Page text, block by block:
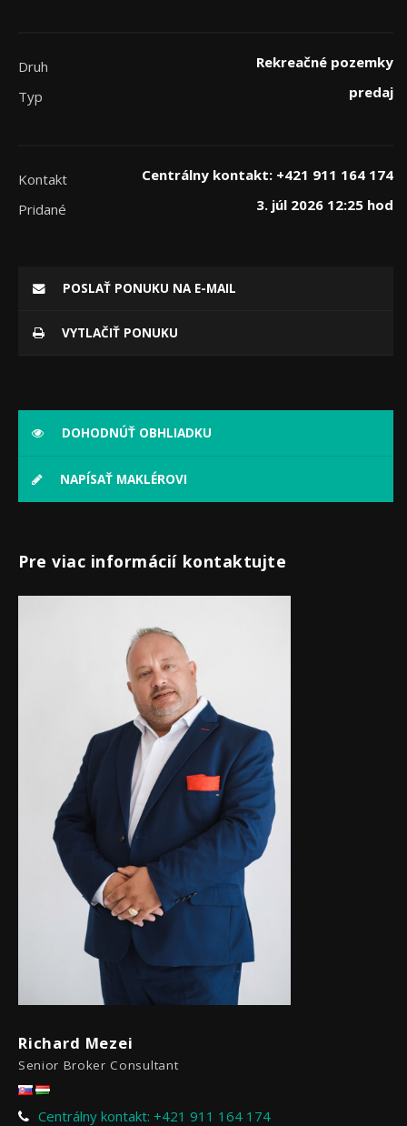
Druh
Rekreačné pozemky
Typ
predaj
Kontakt
Centrálny kontakt: +421 911 164 174
Pridané
3. júl 2026 12:25 hod
POSLAŤ PONUKU NA E-MAIL
VYTLAČIŤ PONUKU
DOHODNÚŤ OBHLIADKU
NAPÍSAŤ MAKLÉROVI
Pre viac informácií kontaktujte
Richard Mezei
Senior Broker Consultant
Centrálny kontakt: +421 911 164 174